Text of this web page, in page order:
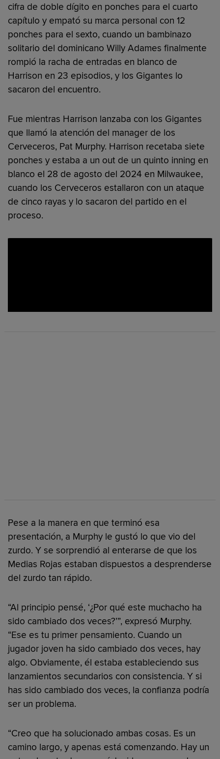
cifra de doble dígito en ponches para el cuarto
capítulo y empató su marca personal con 12
ponches para el sexto, cuando un bambinazo
solitario del dominicano Willy Adames finalmente
rompió la racha de entradas en blanco de
Harrison en 23 episodios, y los Gigantes lo
sacaron del encuentro.
Fue mientras Harrison lanzaba con los Gigantes
que llamó la atención del manager de los
Cerveceros, Pat Murphy. Harrison recetaba siete
ponches y estaba a un out de un quinto inning en
blanco el 28 de agosto del 2024 en Milwaukee,
cuando los Cerveceros estallaron con un ataque
de cinco rayas y lo sacaron del partido en el
proceso.
Pese a la manera en que terminó esa
presentación, a Murphy le gustó lo que vio del
zurdo. Y se sorprendió al enterarse de que los
Medias Rojas estaban dispuestos a desprenderse
del zurdo tan rápido.
“Al principio pensé, ‘¿Por qué este muchacho ha
sido cambiado dos veces?’”, expresó Murphy.
“Ese es tu primer pensamiento. Cuando un
jugador joven ha sido cambiado dos veces, hay
algo. Obviamente, él estaba estableciendo sus
lanzamientos secundarios con consistencia. Y si
has sido cambiado dos veces, la confianza podría
ser un problema.
“Creo que ha solucionado ambas cosas. Es un
camino largo, y apenas está comenzando. Hay un